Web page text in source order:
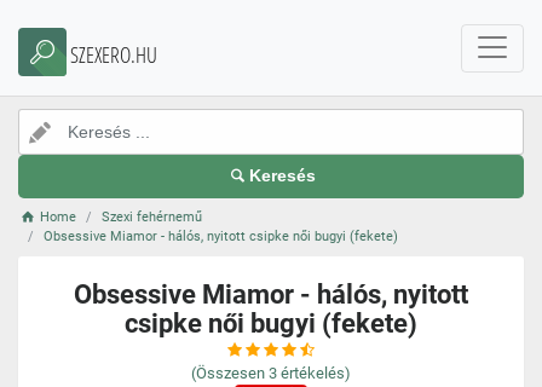
SZEXERO.HU
Keresés
Home
Szexi fehérnemű
Obsessive Miamor - hálós, nyitott csipke női bugyi (fekete)
Obsessive Miamor - hálós, nyitott
csipke női bugyi (fekete)
(Összesen 3 értékelés)